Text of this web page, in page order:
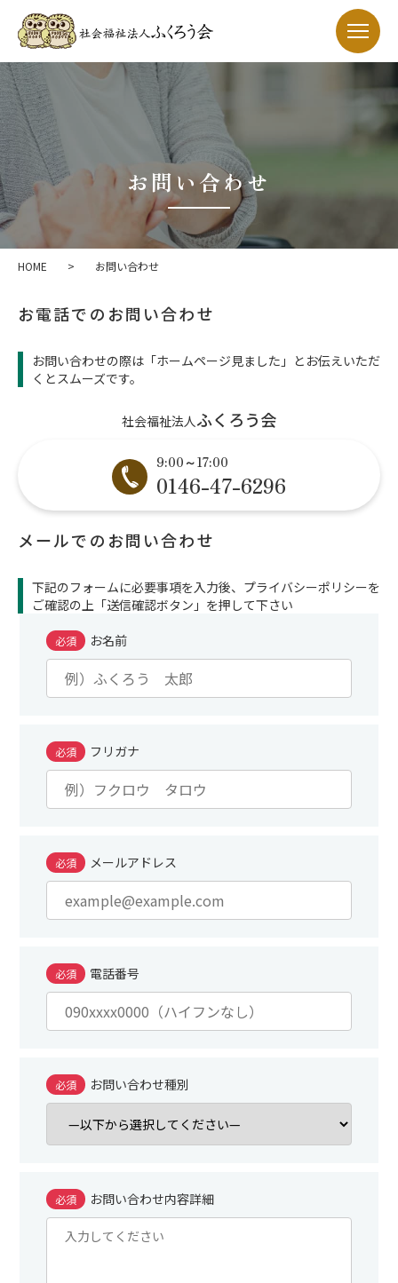
お問い合わせ
HOME > お問い合わせ
お電話でのお問い合わせ
お問い合わせの際は「ホームページ見ました」とお伝えいただ
くとスムーズです。
社会福祉法人ふくろう会
9:00～17:00
0146-47-6296
メールでのお問い合わせ
下記のフォームに必要事項を入力後、プライバシーポリシーを
ご確認の上「送信確認ボタン」を押して下さい
必須 お名前
必須 フリガナ
必須 メールアドレス
必須 電話番号
必須 お問い合わせ種別
必須 お問い合わせ内容詳細